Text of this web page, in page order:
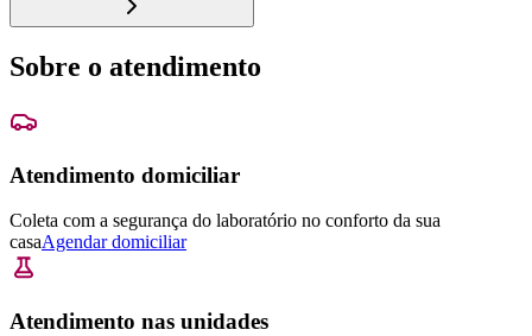
Sobre o atendimento
Atendimento domiciliar
Coleta com a segurança do laboratório no conforto da sua
casaAgendar domiciliar
Atendimento nas unidades